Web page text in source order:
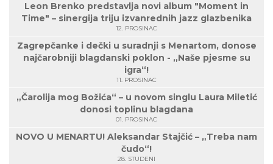
Leon Brenko predstavlja novi album "Moment in
Time" – sinergija triju izvanrednih jazz glazbenika
12. PROSINAC
Zagrepčanke i dečki u suradnji s Menartom, donose
najčarobniji blagdanski poklon - „Naše pjesme su
igra“!
11. PROSINAC
„Čarolija mog Božića“ – u novom singlu Laura Miletić
donosi toplinu blagdana
01. PROSINAC
NOVO U MENARTU! Aleksandar Stajčić – „Treba nam
čudo“!
28. STUDENI